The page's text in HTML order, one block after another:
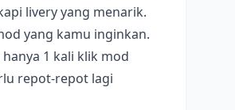
livery yang menarik.
yang kamu inginkan.
1 kali klik mod
repot-repot lagi